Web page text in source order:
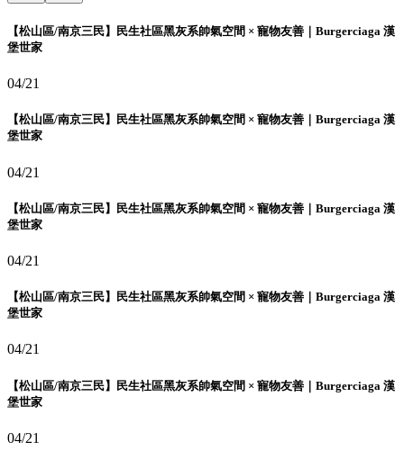
【松山區/南京三民】民生社區黑灰系帥氣空間 × 寵物友善｜Burgerciaga 漢
堡世家
04/21
【松山區/南京三民】民生社區黑灰系帥氣空間 × 寵物友善｜Burgerciaga 漢
堡世家
04/21
【松山區/南京三民】民生社區黑灰系帥氣空間 × 寵物友善｜Burgerciaga 漢
堡世家
04/21
【松山區/南京三民】民生社區黑灰系帥氣空間 × 寵物友善｜Burgerciaga 漢
堡世家
04/21
【松山區/南京三民】民生社區黑灰系帥氣空間 × 寵物友善｜Burgerciaga 漢
堡世家
04/21